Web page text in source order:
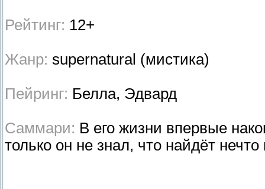
Рейтинг: 12+
Жанр: supernatural (мистика)
Пейринг: Белла, Эдвард
Саммари: В его жизни впервые
только он не знал, что найдёт